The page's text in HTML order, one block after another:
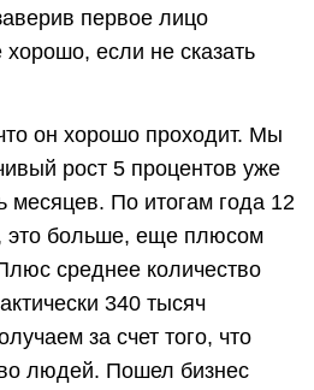
первое лицо
хорошо, если не сказать
он хорошо проходит. Мы
рост 5 процентов уже
По итогам года 12
это больше, еще плюсом
среднее количество
340 тысяч
за счет того, что
людей. Пошел бизнес